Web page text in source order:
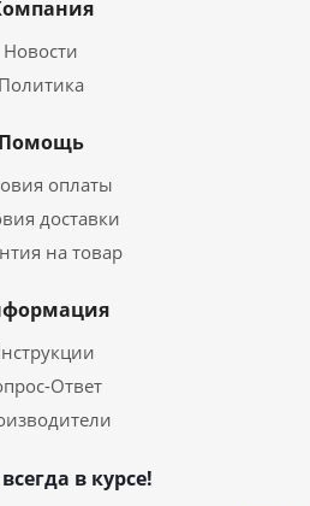
Новости
Политика
Помощь
оплаты
доставки
на товар
Ответ
в курсе!